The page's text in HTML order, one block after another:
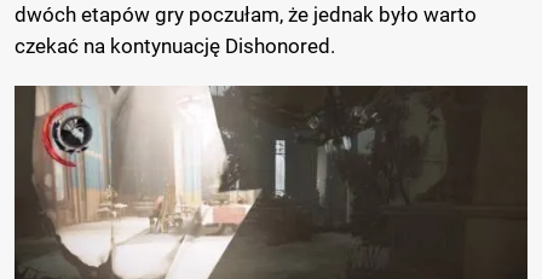
dwóch etapów gry poczułam, że jednak było warto
czekać na kontynuację Dishonored.